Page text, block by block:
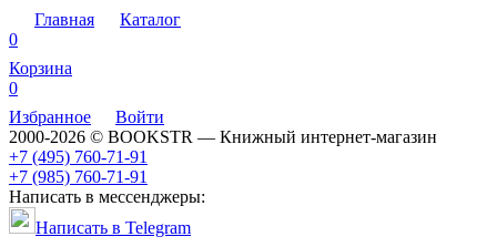
Главная
Каталог
0
Корзина
0
Избранное
Войти
2000-2026 © BOOKSTR — Книжный интернет-магазин
+7 (495) 760-71-91
+7 (985) 760-71-91
Написать в мессенджеры:
Написать в Telegram